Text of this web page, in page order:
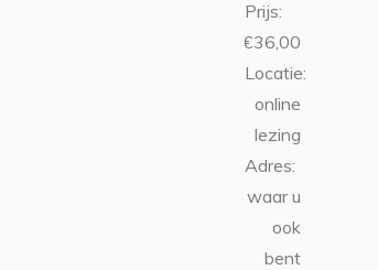
Prijs:
€36,00
Locatie:
online
lezing
Adres:
waar u
ook
bent